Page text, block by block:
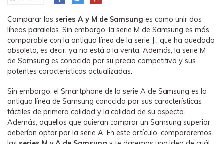
Soporte
y restaura copias de seguridad de
Respaldo y Restauración
Realiza y restaura copias de
seguridad de más de 18 tipos de
WhatsApp.
Transferencia de Datos de un
Celular a Otro
Transfiere contactos, fotos, música,
Precios para Empresas
Descuentos Educativos
Preguntas Frecuentes
Más Soporte
Sobre Nosotros
Tendencias
Concursos y eventos
ENCUENTRA MÁS SOLUCIONES
Buscar
Descargar
Comparar las series A y M de Samsung es como unir dos
líneas paralelas. Sin embargo, la serie M de Samsung es más
comparable con la antigua línea de la serie J , que ha quedado
obsoleta, es decir, ya no está a la venta. Además, la serie M
de Samsung es conocida por su precio competitivo y sus
potentes características actualizadas.
Sin embargo, el Smartphone de la serie A de Samsung es la
antigua línea de Samsung conocida por sus características
táctiles de primera calidad y la calidad de su aspecto.
Además, aquellos que quieran comprar un Samsung superior
deberían optar por la serie A. En este artículo, compararemos